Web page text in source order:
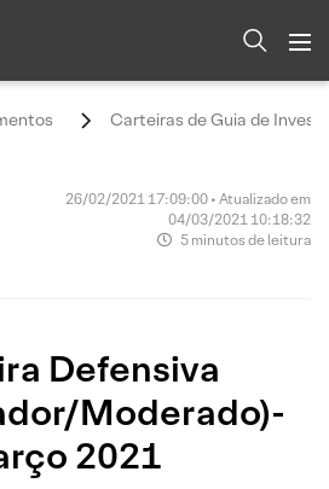
Carteiras de Guia de
26/02/2021 17:09:00 • Atualizado em
04/03/2021 10:18:32
5 minutos de leitura
Defensiva
Moderado)-
2021